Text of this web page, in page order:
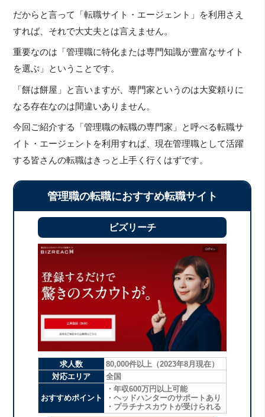
だからと言って「転職サイト・エージェント」を利用さえ
すれば、それで大丈夫とは言えません。
重要なのは「管理職に特化または専門知識が豊富なサイト
を選ぶ」ということです。
「餅は餅屋」と言いますが、専門家というのは大変頼りに
なる存在なのは間違いありません。
今回ご紹介する「管理職の転職の専門家」と呼べる転職サ
イト・エージェントを利用すれば、現在管理職として活躍
する皆さんの転職はきっと上手く行くはずです。
管理職の転職におすすめ転職サイト
ビズリーチ
求人数
80,000件以上（2023年8月現在）
対応エリア
全国
おすすめポイント
・年収600万円以上可能
・ヘッドハンターのサポートあり
・プラチナスカウトが受けられる